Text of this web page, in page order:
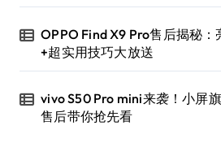
OPPO Find X9 Pro售后揭秘：
+超实用技巧大放送
vivo S50 Pro mini来袭！小屏旗
售后带你抢先看